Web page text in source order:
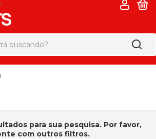
para sua pesquisa. Por favor,
com outros filtros.